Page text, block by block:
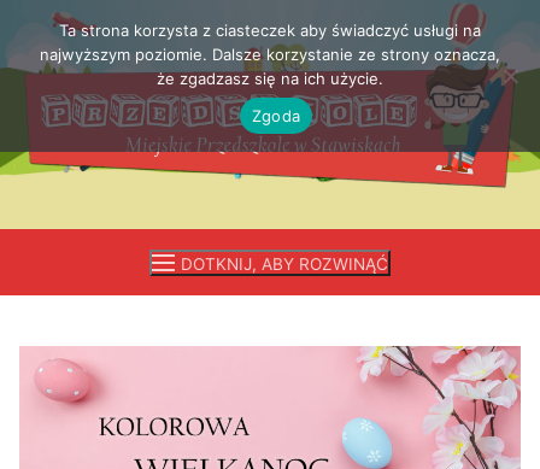
Przejdź
treści
DOTKNIJ, ABY ROZWINĄĆ
Ta strona korzysta z ciasteczek aby świadczyć usługi na
najwyższym poziomie. Dalsze korzystanie ze strony oznacza,
że zgadzasz się na ich użycie.
Zgoda